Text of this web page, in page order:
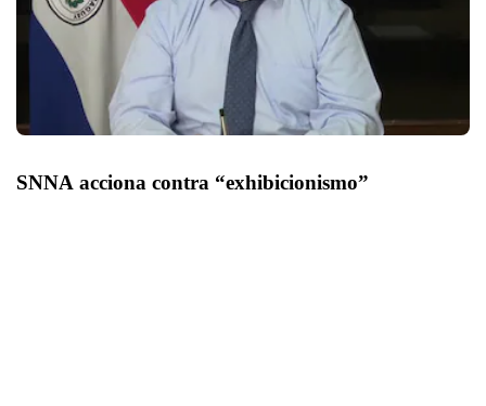
SNNA acciona contra “exhibicionismo”